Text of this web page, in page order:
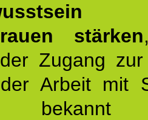
stärken
Zugang
Arbeit mit